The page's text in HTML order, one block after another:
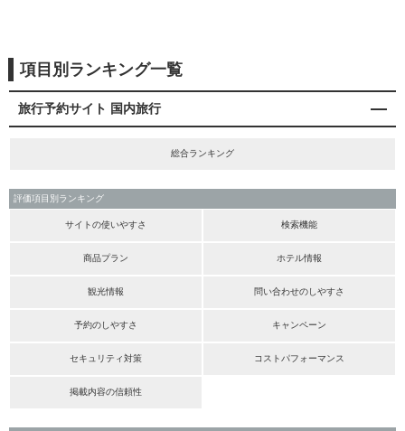
項目別ランキング一覧
旅行予約サイト 国内旅行
総合ランキング
評価項目別ランキング
サイトの使いやすさ 検索機能
商品プラン ホテル情報
観光情報 問い合わせのしやすさ
予約のしやすさ キャンペーン
セキュリティ対策 コストパフォーマンス
掲載内容の信頼性